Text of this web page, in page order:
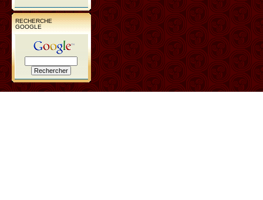
RECHERCHE
GOOGLE